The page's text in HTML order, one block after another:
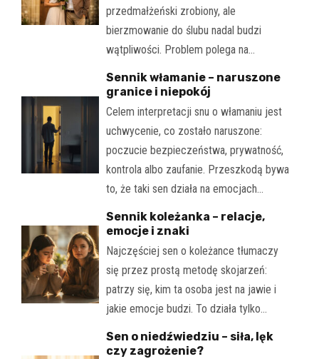
przedmałżeński zrobiony, ale
bierzmowanie do ślubu nadal budzi
wątpliwości. Problem polega na…
Sennik włamanie – naruszone
granice i niepokój
Celem interpretacji snu o włamaniu jest
uchwycenie, co zostało naruszone:
poczucie bezpieczeństwa, prywatność,
kontrola albo zaufanie. Przeszkodą bywa
to, że taki sen działa na emocjach…
Sennik koleżanka – relacje,
emocje i znaki
Najczęściej sen o koleżance tłumaczy
się przez prostą metodę skojarzeń:
patrzy się, kim ta osoba jest na jawie i
jakie emocje budzi. To działa tylko…
Sen o niedźwiedziu – siła, lęk
czy zagrożenie?